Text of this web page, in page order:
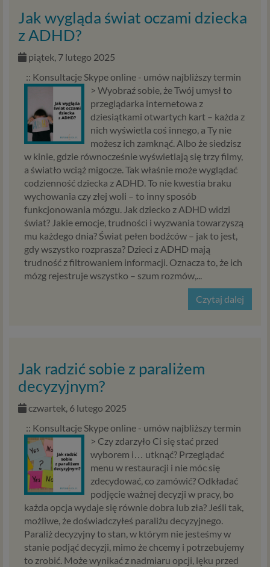
Jak wygląda świat oczami dziecka
z ADHD?
piątek, 7 lutego 2025
:: Konsultacje Skype online - umów najbliższy termin
> Wyobraź sobie, że Twój umysł to
przeglądarka internetowa z
dziesiątkami otwartych kart – każda z
nich wyświetla coś innego, a Ty nie
możesz ich zamknąć. Albo że siedzisz
w kinie, gdzie równocześnie wyświetlają się trzy filmy,
a światło wciąż migocze. Tak właśnie może wyglądać
codzienność dziecka z ADHD. To nie kwestia braku
wychowania czy złej woli – to inny sposób
funkcjonowania mózgu. Jak dziecko z ADHD widzi
świat? Jakie emocje, trudności i wyzwania towarzyszą
mu każdego dnia? Świat pełen bodźców – jak to jest,
gdy wszystko rozprasza? Dzieci z ADHD mają
trudność z filtrowaniem informacji. Oznacza to, że ich
mózg rejestruje wszystko – szum rozmów,...
Czytaj dalej
Jak radzić sobie z paraliżem
decyzyjnym?
czwartek, 6 lutego 2025
:: Konsultacje Skype online - umów najbliższy termin
> Czy zdarzyło Ci się stać przed
wyborem i… utknąć? Przeglądać
menu w restauracji i nie móc się
zdecydować, co zamówić? Odkładać
podjęcie ważnej decyzji w pracy, bo
każda opcja wydaje się równie dobra lub zła? Jeśli tak,
możliwe, że doświadczyłeś paraliżu decyzyjnego.
Paraliż decyzyjny to stan, w którym nie jesteśmy w
stanie podjąć decyzji, mimo że chcemy i potrzebujemy
to zrobić. Może wynikać z nadmiaru opcji, lęku przed
Niezbędność przetwarzania do zawarcia lub
wykonania umowy, której jesteś stroną. Umowa to,
w naszym przypadku, regulamin serwisu i
informacje na stronach ofertowych danej usługi.
danej usługi, to możemy przetwarzać Twoje dane w
zakresie niezbędnym do realizacji tej umowy. W
przypadku, gdy zakładasz u nas konto, to umowa o
dostarczenie tego konta upoważnia nas do
przetwarzania danych niezbędnych do jego
zapewnienia (np. danych podanych przez Ciebie w
profilu tego konta). Bez tej możliwości nie bylibyśmy
w stanie zapewnić Ci usługi, a Ty nie mógłbyś z niej
korzystać.
Niezbędność przetwarzania do celów wynikających
z prawnie uzasadnionych interesów realizowanych
przez administratora lub przez stronę trzecią. Ta
podstawa przetwarzania danych dotyczy
przypadków, gdy ich przetwarzanie jest
uzasadnione z uwagi na nasze usprawiedliwione
potrzeby, co obejmuje między innymi konieczność
zapewnienia bezpieczeństwa usługi (np.
sprawdzenie, czy do Twojego konta nie loguje się
użytkowników (np. personalizowanie treści w
usługach) jak również prowadzenie marketingu i
promocji własnych usług administratora
interesujesz się psychologią dziecka i oglądasz
materiały na ten temat w Psychorada.pl to możemy
Ci wyświetlić reklamę na podobny temat).
Twoja dobrowolna zgoda. Aby móc pokazać
interesujące Cię oferty reklamowe (np. produktu lub
usługi, których możesz potrzebować) reklamodawcy
i ich przedstawiciele muszą mieć możliwość
przetwarzania Twoich danych. Udzielenie takiej
zgody jest całkowicie dobrowolne, i jeśli nie chcesz,
nie musisz jej udzielać. Dzięki naszemu rozwiązaniu
masz również możliwość ograniczenia zakresu lub
zmiany zgody w dowolnym momencie.